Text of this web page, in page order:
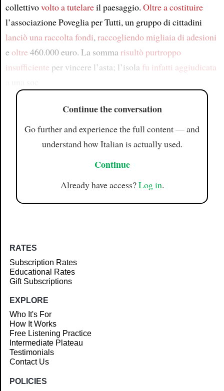
collettivovolto a tutelareil paesaggio. Oltre a costituire
l’associazione Poveglia per Tutti, un gruppo di cittadini
lanciòuna raccolta fondi,raccogliendo migliaia di adesioni
eoltre 460.000 euro. La somma risultò purtroppo
insufficiente per vincere l’asta; l’isola fu infatti aggiudicata
Continue the conversation
Go further and experience the full content — and
understand how Italian is actually used.
Continue
Already have access?Log in.
RATES
Subscription Rates
Educational Rates
Gift Subscriptions
EXPLORE
Who It's For
How It Works
Free Listening Practice
Intermediate Plateau
Testimonials
Contact Us
POLICIES